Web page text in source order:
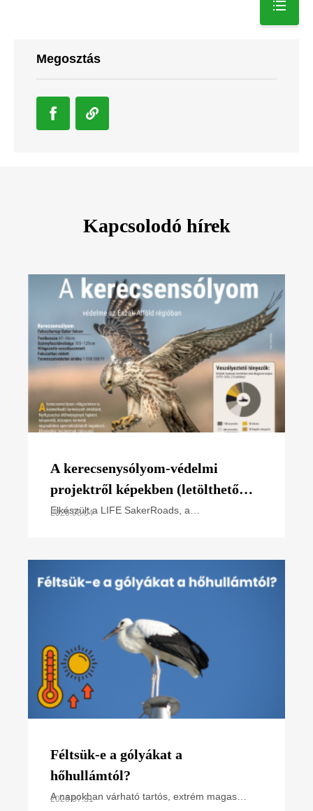
Megosztás
Kapcsolodó hírek
A kerecsenysólyom-védelmi
projektről képekben (letölthető
poszter)
Elkészült a LIFE SakerRoads, a
2026.08.04
Féltsük-e a gólyákat a
hőhullámtól?
A napokban várható tartós, extrém magas
2026.07.31